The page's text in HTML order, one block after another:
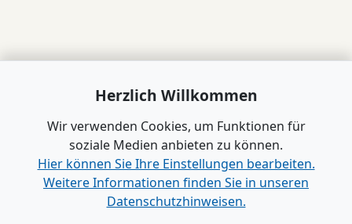
Herzlich Willkommen
Wir verwenden Cookies, um Funktionen für
soziale Medien anbieten zu können.
Hier können Sie Ihre Einstellungen bearbeiten.
Weitere Informationen finden Sie in unseren
Datenschutzhinweisen.